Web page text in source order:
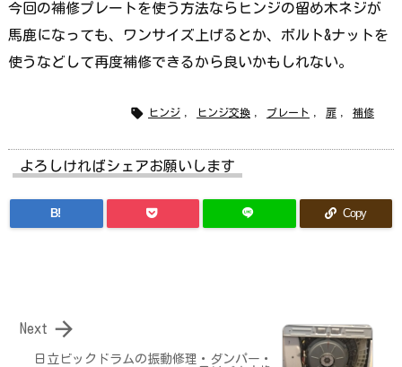
今回の補修プレートを使う方法ならヒンジの留め木ネジが
馬鹿になっても、ワンサイズ上げるとか、ボルト&ナットを
使うなどして再度補修できるから良いかもしれない。
 ヒンジ ヒンジ交換 プレート 扉 補修
よろしければシェアお願いします
B! Copy
日立ビックドラムの振動修理・ダンパー・

Next